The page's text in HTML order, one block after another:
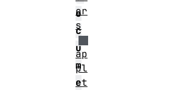
o
c
u
m
e
or
s
ap
pl
et